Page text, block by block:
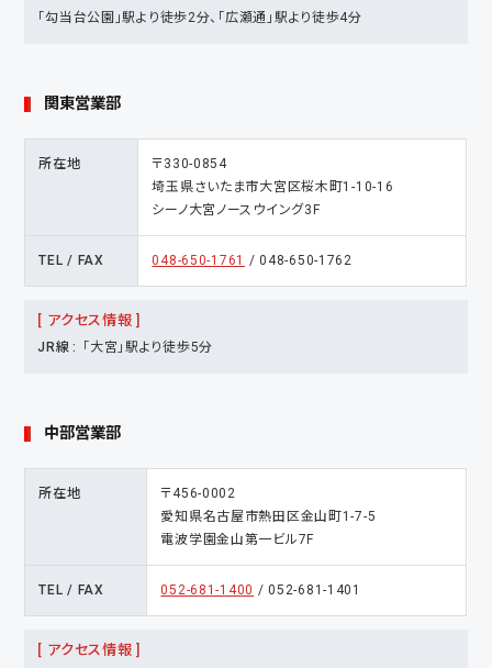
「勾当台公園」駅より徒歩2分、「広瀬通」駅より徒歩4分
関東営業部
所在地
〒330-0854
埼玉県さいたま市大宮区桜木町1-10-16
シーノ大宮ノースウイング3F
TEL / FAX 048-650-1761 / 048-650-1762
[ アクセス情報 ]
JR線 「大宮」駅より徒歩5分
中部営業部
所在地
〒456-0002
愛知県名古屋市熱田区金山町1-7-5
電波学園金山第一ビル7F
TEL / FAX 052-681-1400 / 052-681-1401
[ アクセス情報 ]